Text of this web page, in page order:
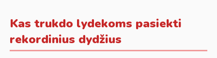
Kas trukdo lydekoms pasiekti
rekordinius dydžius